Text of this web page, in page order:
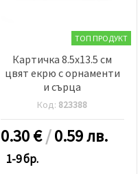
ТОП ПРОДУКТ
Картичка 8.5x13.5 см
цвят екрю с орнаменти
и сърца
Код: 823388
0.30€/0.59 лв.
1-9 бр.